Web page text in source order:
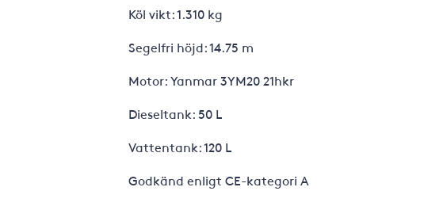
Köl vikt: 1.310 kg
Segelfri höjd: 14.75 m
Motor: Yanmar 3YM20 21hkr
Dieseltank: 50 L
Vattentank: 120 L
Godkänd enligt CE-kategori A